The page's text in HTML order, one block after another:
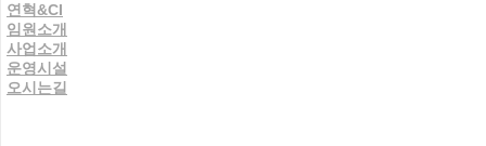
연혁&CI
임원소개
사업소개
운영시설
오시는길